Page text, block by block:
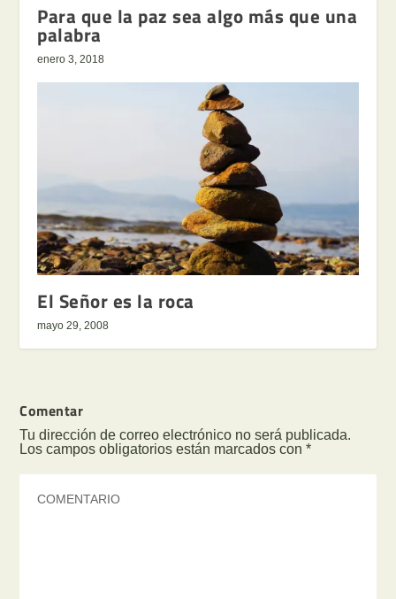
Para que la paz sea algo más que una
palabra
enero 3, 2018
El Señor es la roca
mayo 29, 2008
Comentar
Tu dirección de correo electrónico no será publicada.
Los campos obligatorios están marcados con*